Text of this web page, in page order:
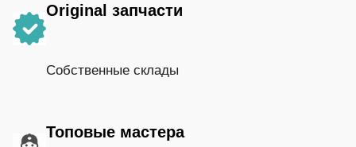
Original запчасти
Собственные склады
Топовые мастера